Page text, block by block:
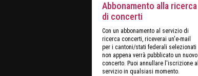
Abbonamento alla ricerca
di concerti
Con un abbonamento al servizio di
ricerca concerti, riceverai un'e-mail
per i cantoni/stati federali selezionati
non appena verrà pubblicato un nuovo
concerto. Puoi annullare l'iscrizione al
servizio in qualsiasi momento.